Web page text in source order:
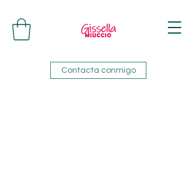
Contacta conmigo